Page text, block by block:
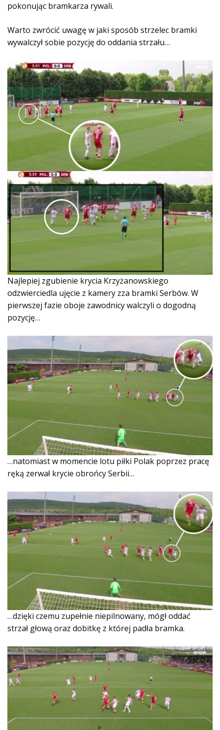
pokonując bramkarza rywali.
Warto zwrócić uwagę w jaki sposób strzelec bramki
wywalczył sobie pozycję do oddania strzału…
Najlepiej zgubienie krycia Krzyżanowskiego
odzwierciedla ujęcie z kamery zza bramki Serbów. W
pierwszej fazie oboje zawodnicy walczyli o dogodną
pozycję…
…natomiast w momencie lotu piłki Polak poprzez pracę
ręką zerwał krycie obrońcy Serbii…
…dzięki czemu zupełnie niepilnowany, mógł oddać
strzał głową oraz dobitkę z której padła bramka.